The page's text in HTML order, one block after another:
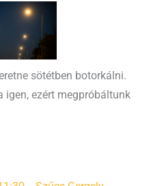
sötétben botorkálni.
igen, ezért megpróbáltunk